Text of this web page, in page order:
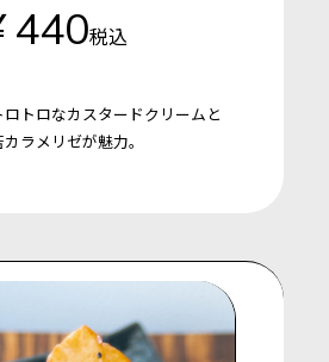
440税込
トロなカスタードクリームと
ラメリゼが魅力。